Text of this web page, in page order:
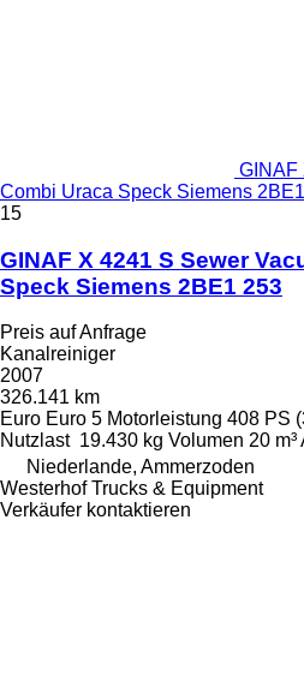
GINAF
Combi Uraca Speck Siemens
15
GINAF X 4241 S Sewer
Speck Siemens 2BE1 253
Preis auf Anfrage
Kanalreiniger
2007
326.141 km
Euro Euro 5 Motorleistung 408 PS
Nutzlast 19.430 kg Volumen 20 m³
Niederlande, Ammerzoden
Westerhof Trucks & Equipment
Verkäufer kontaktieren